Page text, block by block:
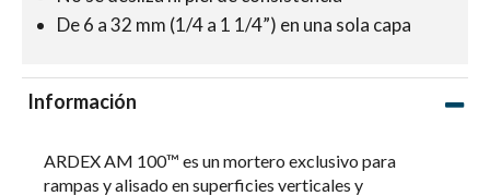
De 6 a 32 mm (1/4 a 1 1/4”) en una sola capa
Información
ARDEX AM 100™ es un mortero exclusivo para
rampas y alisado en superficies verticales y